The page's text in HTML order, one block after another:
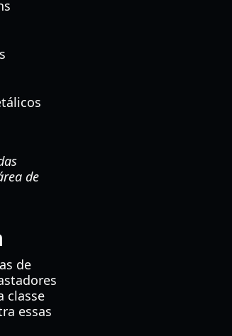
de
de
classe
essas